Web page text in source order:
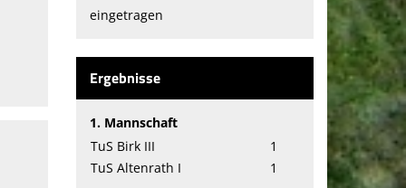
eingetragen
Ergebnisse
1. Mannschaft
TuS Birk III
1
TuS Altenrath I
1